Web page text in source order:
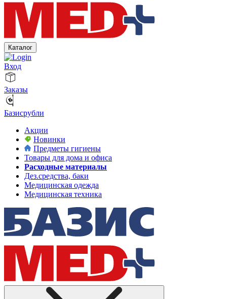
Каталог
Вход
Заказы
Базисрубли
Акции
Новинки
Предметы гигиены
Товары для дома и офиса
Расходные материалы
Дез.средства, баки
Медицинская одежда
Медицинская техника